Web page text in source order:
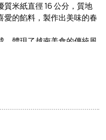
米紙直徑 16 公分，質地
愛的餡料，製作出美味的春
體現了越南美食的傳統風
製作，以確保厚度均勻且耐
餡有脆口蔬菜、鮮美蝦仁
您的烹飪創作提供理想的基
風味和質地中，讓每一次